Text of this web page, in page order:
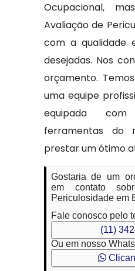
Ocupacional,
Avaliação de
com a qualidade
desejadas. Nos
orçamento.
uma equipe
equipada
ferramentas do
prestar um ótimo
Gostaria de um
em contato
Periculosidade em
Fale conosco pelo
(11)
Ou em nosso